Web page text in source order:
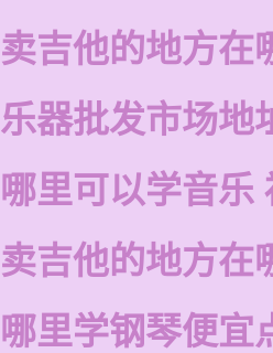
吉他的地方在
器批发市场地
里可以学音乐
吉他的地方在
里学钢琴便宜